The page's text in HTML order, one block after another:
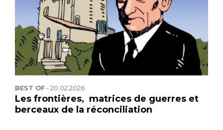
BEST OF-20.02.2026
Les frontières, matrices de guerres et
berceaux de la réconciliation